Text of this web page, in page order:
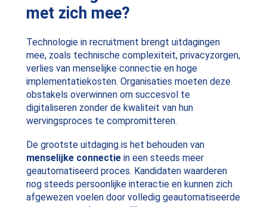
met zich mee?
Technologie in recruitment brengt uitdagingen
mee, zoals technische complexiteit, privacyzorgen,
verlies van menselijke connectie en hoge
implementatiekosten. Organisaties moeten deze
obstakels overwinnen om succesvol te
digitaliseren zonder de kwaliteit van hun
wervingsproces te compromitteren.
De grootste uitdaging is het behouden van
menselijke connectiein een steeds meer
geautomatiseerd proces. Kandidaten waarderen
nog steeds persoonlijke interactie en kunnen zich
afgewezen voelen door volledig geautomatiseerde